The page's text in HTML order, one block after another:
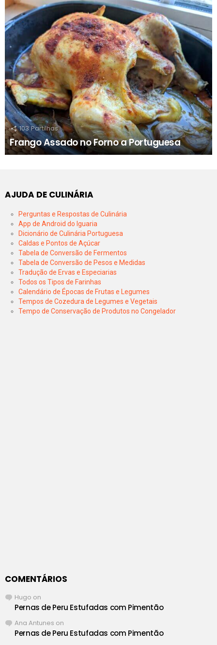
103 Partilhas
Frango Assado no Forno a Portuguesa
AJUDA DE CULINÁRIA
Perguntas e Respostas de Culinária
App de Android do Iguaria
Dicionário de Culinária Portuguesa
Caldas e Pontos de Açúcar
Tabela de Conversão de Fermentos
Tabela de Conversão de Pesos e Medidas
Tradução de Ervas e Especiarias
Todos os Tipos de Farinhas
Calendário de Épocas de Frutas e Legumes
Tempos de Cozedura de Legumes e Vegetais
Tempo de Conservação de Produtos no Congelador
COMENTÁRIOS
Hugo on
Pernas de Peru Estufadas com Pimentão
Ana Antunes on
Pernas de Peru Estufadas com Pimentão